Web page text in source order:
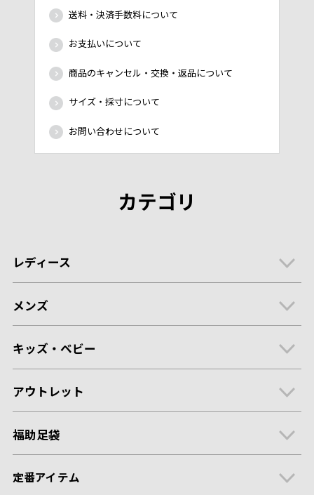
送料・決済手数料について
お支払いについて
商品のキャンセル・交換・返品について
サイズ・採寸について
お問い合わせについて
カテゴリ
レディース
メンズ
キッズ・ベビー
アウトレット
福助足袋
定番アイテム